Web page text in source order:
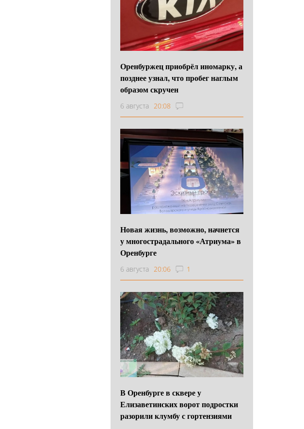
Оренбуржец приобрёл иномарку, а
позднее узнал, что пробег наглым
образом скручен
6 августа 20:08
Новая жизнь, возможно, начнется
у многострадального «Атриума» в
Оренбурге
6 августа 20:06 1
В Оренбурге в сквере у
Елизаветинских ворот подростки
разорили клумбу с гортензиями